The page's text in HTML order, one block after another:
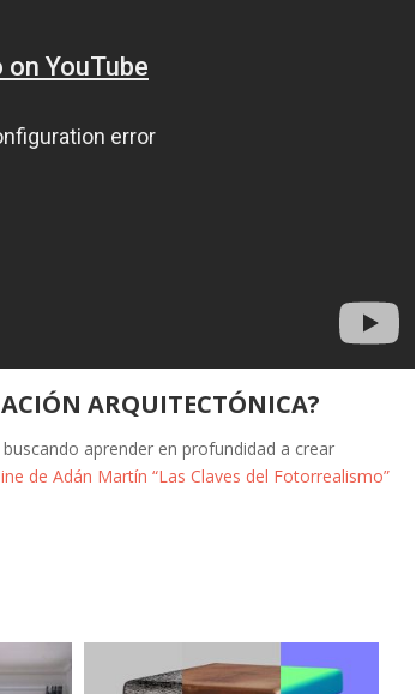
ARQUITECTÓNICA?
aprender en profundidad a crear
de Adán Martín “Las Claves del Fotorrealismo”